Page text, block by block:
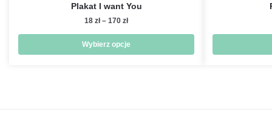
Plakat I want You
18 zł – 170 złZakres
od
18 zł
Wybierz opcje